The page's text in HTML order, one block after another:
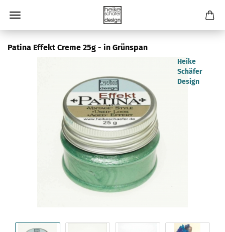
Patina Effekt Creme 25g - in Grünspan
Heike
Schäfer
Design